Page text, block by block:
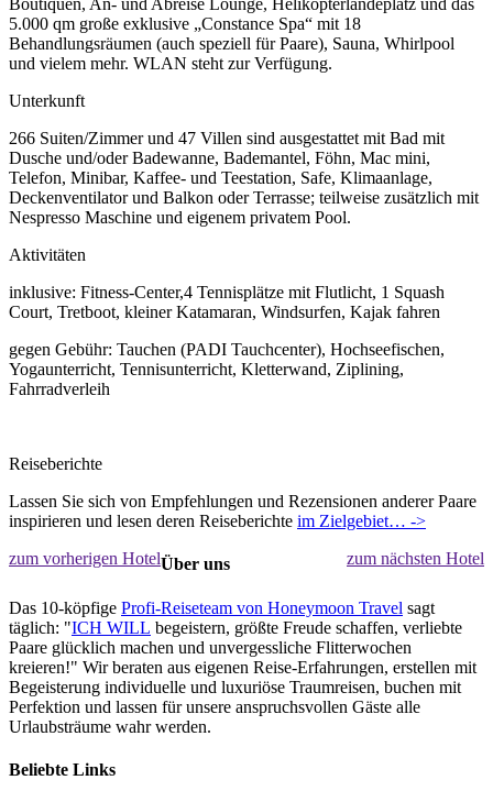
Boutiquen, An- und Abreise Lounge, Helikopterlandeplatz und das
5.000 qm große exklusive „Constance Spa“ mit 18
Behandlungsräumen (auch speziell für Paare), Sauna, Whirlpool
und vielem mehr. WLAN steht zur Verfügung.
Unterkunft
266 Suiten/Zimmer und 47 Villen sind ausgestattet mit Bad mit
Dusche und/oder Badewanne, Bademantel, Föhn, Mac mini,
Telefon, Minibar, Kaffee- und Teestation, Safe, Klimaanlage,
Deckenventilator und Balkon oder Terrasse; teilweise zusätzlich mit
Nespresso Maschine und eigenem privatem Pool.
Aktivitäten
inklusive: Fitness-Center,4 Tennisplätze mit Flutlicht, 1 Squash
Court, Tretboot, kleiner Katamaran, Windsurfen, Kajak fahren
gegen Gebühr: Tauchen (PADI Tauchcenter), Hochseefischen,
Yogaunterricht, Tennisunterricht, Kletterwand, Ziplining,
Fahrradverleih
Reiseberichte
Lassen Sie sich von Empfehlungen und Rezensionen anderer Paare
inspirieren und lesen deren Reiseberichte im Zielgebiet… ->
zum vorherigen Hotel
zum nächsten Hotel
Über uns
Das 10-köpfige Profi-Reiseteam von Honeymoon Travel sagt
täglich: "ICH WILL begeistern, größte Freude schaffen, verliebte
Paare glücklich machen und unvergessliche Flitterwochen
kreieren!" Wir beraten aus eigenen Reise-Erfahrungen, erstellen mit
Begeisterung individuelle und luxuriöse Traumreisen, buchen mit
Perfektion und lassen für unsere anspruchsvollen Gäste alle
Urlaubsträume wahr werden.
Beliebte Links